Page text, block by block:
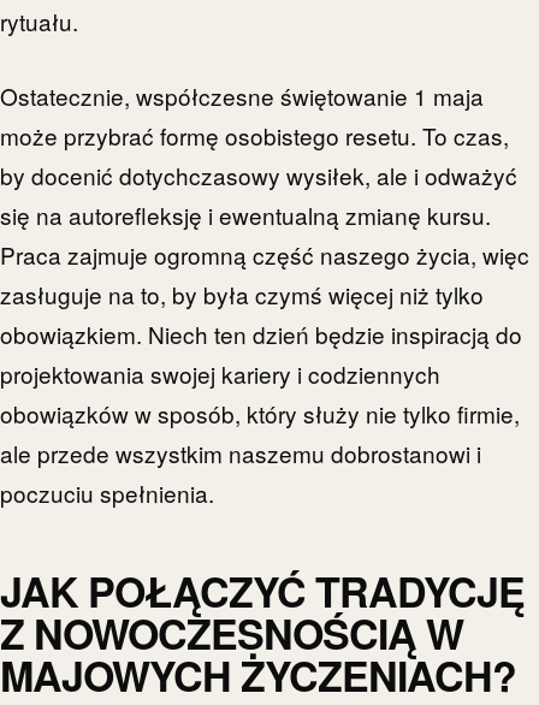
rytuału.
Ostatecznie, współczesne świętowanie 1 maja
może przybrać formę osobistego resetu. To czas,
by docenić dotychczasowy wysiłek, ale i odważyć
się na autorefleksję i ewentualną zmianę kursu.
Praca zajmuje ogromną część naszego życia, więc
zasługuje na to, by była czymś więcej niż tylko
obowiązkiem. Niech ten dzień będzie inspiracją do
projektowania swojej kariery i codziennych
obowiązków w sposób, który służy nie tylko firmie,
ale przede wszystkim naszemu dobrostanowi i
poczuciu spełnienia.
JAK POŁĄCZYĆ TRADYCJĘ
Z NOWOCZESNOŚCIĄ W
MAJOWYCH ŻYCZENIACH?